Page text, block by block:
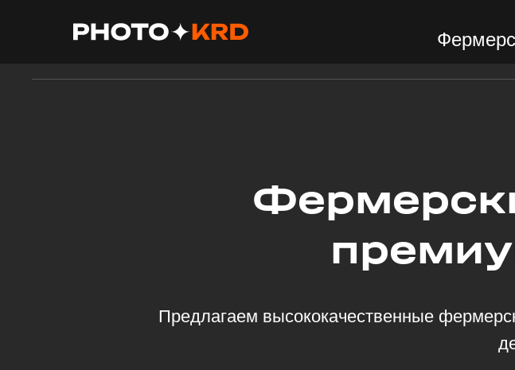
Главная О нас Продукция
Предлагаем высококачественные